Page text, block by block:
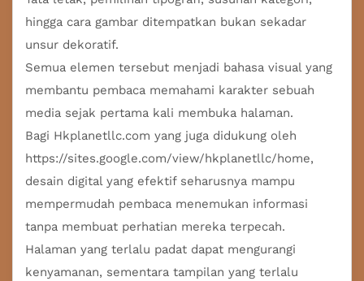
hingga cara gambar ditempatkan bukan sekadar
unsur dekoratif.
Semua elemen tersebut menjadi bahasa visual yang
membantu pembaca memahami karakter sebuah
media sejak pertama kali membuka halaman.
Bagi Hkplanetllc.com yang juga didukung oleh
https://sites.google.com/view/hkplanetllc/home,
desain digital yang efektif seharusnya mampu
mempermudah pembaca menemukan informasi
tanpa membuat perhatian mereka terpecah.
Halaman yang terlalu padat dapat mengurangi
kenyamanan, sementara tampilan yang terlalu